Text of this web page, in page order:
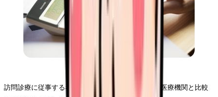
訪問診療に従事する看護師の給与体系は、一般的な医療機関と比較